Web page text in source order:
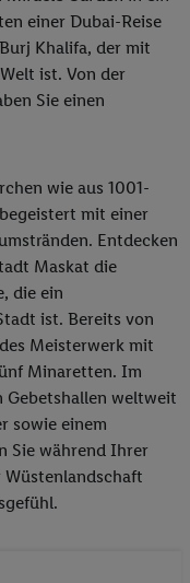
einer Dubai-Reise
Khalifa, der mit
ist. Von der
Sie einen
wie aus 1001-
mit einer
Entdecken
Maskat die
die ein
ist. Bereits von
Meisterwerk mit
Minaretten. Im
Gebetshallen weltweit
sowie einem
Sie während Ihrer